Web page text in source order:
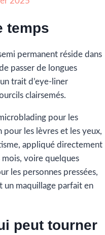
temps
permanent réside dans
passer de longues
trait d’eye-liner
clairsemés.
pour les
les lèvres et les yeux,
appliqué directement
voire quelques
les personnes pressées,
un maquillage parfait en
peut tourner